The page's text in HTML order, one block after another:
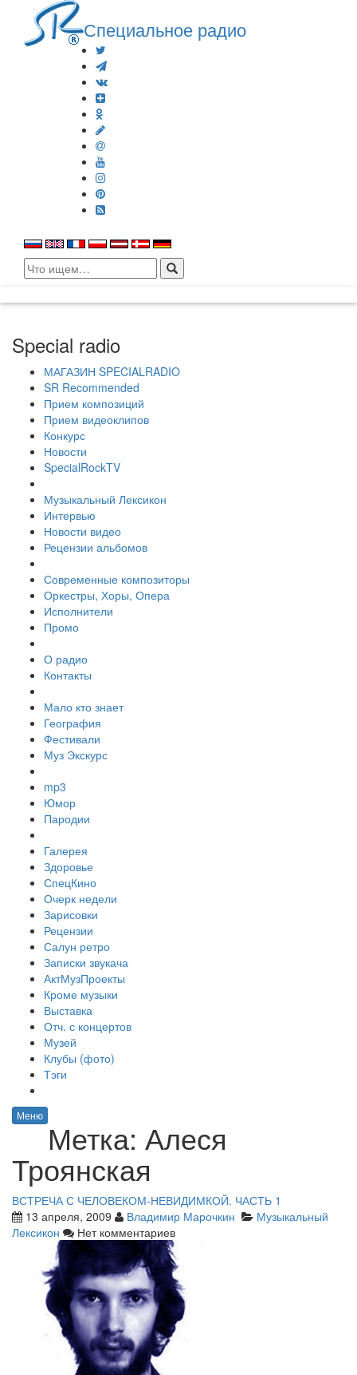
Специальное радио
Search
for:
Special radio
МАГАЗИН SPECIALRADIO
SR Recommended
Прием композиций
Прием видеоклипов
Конкурс
Новости
SpecialRockTV
Музыкальный Лексикон
Интервью
Новости видео
Рецензии альбомов
Современные композиторы
Оркестры, Хоры, Опера
Исполнители
Промо
О радио
Контакты
Мало кто знает
География
Фестивали
Муз Экскурс
mp3
Юмор
Пародии
Галерея
Здоровье
СпецКино
Очерк недели
Зарисовки
Рецензии
Салун ретро
Записки звукача
АктМузПроекты
Кроме музыки
Выставка
Отч. с концертов
Музей
Клубы (фото)
Тэги
Меню
Метка: Алеся
Троянская
ВСТРЕЧА С ЧЕЛОВЕКОМ-НЕВИДИМКОЙ. ЧАСТЬ 1
13 апреля, 2009
Владимир Марочкин
Музыкальный
Лексикон
Нет комментариев